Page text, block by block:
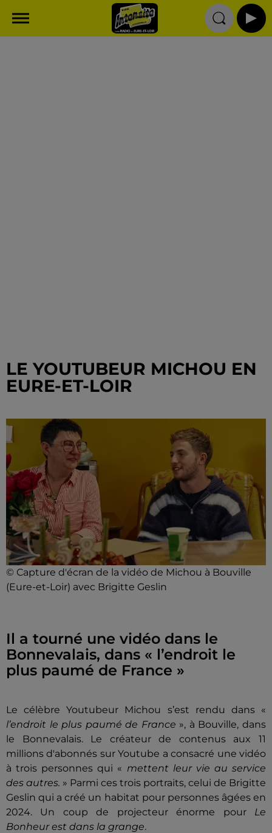
LE YOUTUBEUR MICHOU EN
EURE-ET-LOIR
© Capture d'écran de la vidéo de Michou à Bouville
(Eure-et-Loir) avec Brigitte Geslin
Il a tourné une vidéo dans le
Bonnevalais, dans « l’endroit le
plus paumé de France »
Le célèbre Youtubeur Michou s’est rendu dans «
l’endroit le plus paumé de France », à Bouville, dans
le Bonnevalais. Le créateur de contenus aux 11
millions d'abonnés sur Youtube a consacré une vidéo
à trois personnes qui « mettent leur vie au service
des autres. » Parmi ces trois portraits, celui de Brigitte
Geslin qui a créé un habitat pour personnes âgées en
2024. Un coup de projecteur énorme pour Le
Bonheur est dans la grange.